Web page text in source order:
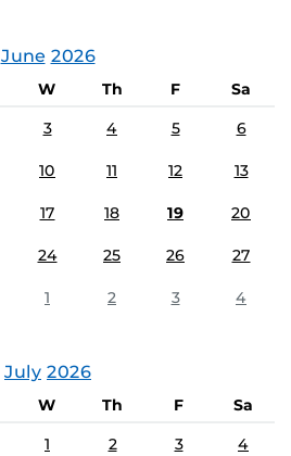
June 2026
W Th F
Sa
3 4 5 6
10 11 12 13
17 18 19 20
24 25 26 27
1 2 3 4
July 2026
W Th F
Sa
1 2 3 4